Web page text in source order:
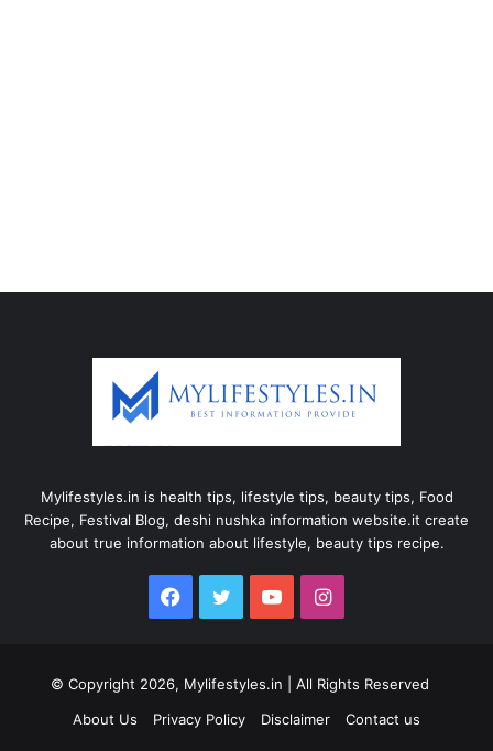
Mylifestyles.in is health tips, lifestyle tips, beauty tips, Food
Recipe, Festival Blog, deshi nushka information website.it create
about true information about lifestyle, beauty tips recipe.
Facebook
Twitter YouTubeInstagram
© Copyright 2026, Mylifestyles.in | All Rights Reserved
About Us
Privacy Policy Disclaimer Contact us